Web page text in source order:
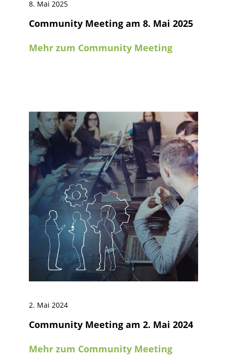
8. Mai 2025
Community Meeting am 8. Mai 2025
Mehr zum Community Meeting
2. Mai 2024
Community Meeting am 2. Mai 2024
Mehr zum Community Meeting